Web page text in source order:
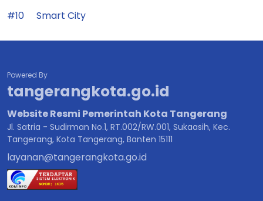
#10
Smart City
Powered By
tangerangkota.go.id
Website Resmi Pemerintah Kota Tangerang
Jl. Satria - Sudirman No.1, RT.002/RW.001, Sukaasih, Kec.
Tangerang, Kota Tangerang, Banten 15111
layanan@tangerangkota.go.id